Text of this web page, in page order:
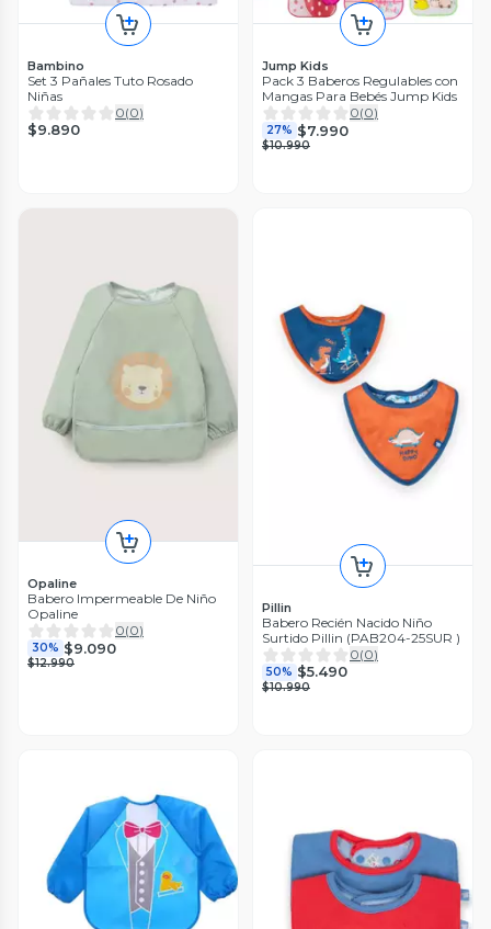
Bambino
Set 3 Pañales Tuto Rosado
Niñas
0(0)
$9.890
Jump Kids
Pack 3 Baberos Regulables con
Mangas Para Bebés Jump Kids
0(0)
27% $7.990
$10.990
Opaline
Babero Impermeable De Niño
Opaline
0(0)
30% $9.090
$12.990
Pillin
Babero Recién Nacido Niño
Surtido Pillin (PAB204-25SUR )
0(0)
50% $5.490
$10.990